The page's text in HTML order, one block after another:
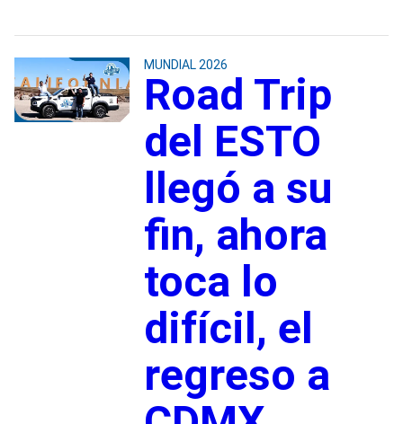
MUNDIAL 2026
Road Trip
del ESTO
llegó a su
fin, ahora
toca lo
difícil, el
regreso a